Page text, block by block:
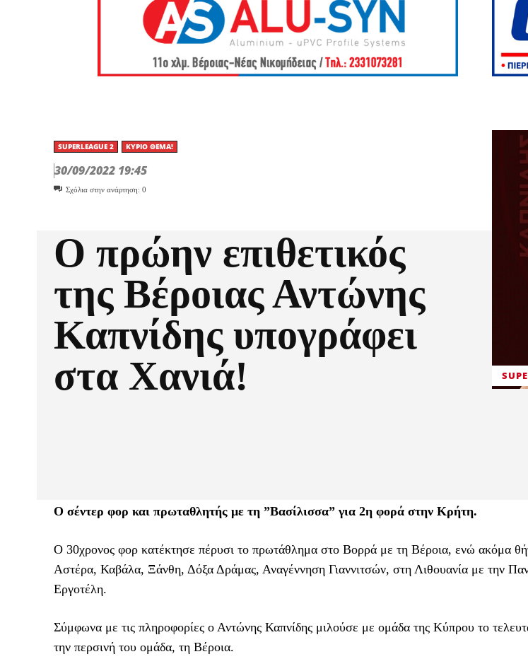
SUPERLEAGUE 2 ΚΎΡΙΟ ΘΈΜΑ!
30/09/2022 19:45
Σχόλια στην ανάρτηση: 0
Ο πρώην επιθετικός
της Βέροιας Αντώνης
Καπνίδης υπογράφει
στα Χανιά!
Ο σέντερ φορ και πρωταθλητής με τη ”Βασίλισσα” για 2η φορά στην Κρήτη.
Ο 30χρονος φορ κατέκτησε πέρυσι το πρωτάθλημα στο Βορρά με τη Βέροια, ενώ ακόμα
Αστέρα, Καβάλα, Ξάνθη, Δόξα Δράμας, Αναγέννηση Γιαννιτσών, στη Λιθουανία με την
Εργοτέλη.
Σύμφωνα με τις πληροφορίες ο Αντώνης Καπνίδης μιλούσε με ομάδα της Κύπρου το
την περσινή του ομάδα, τη Βέροια.